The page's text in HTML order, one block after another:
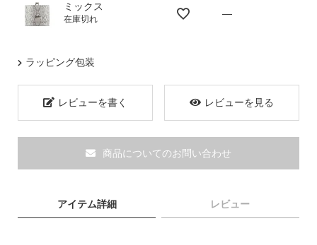
ブランド
ミックス
在庫切れ
—
ラッピング包装
レビューを書く レビューを見る
商品についてのお問い合わせ
アイテム詳細 レビュー